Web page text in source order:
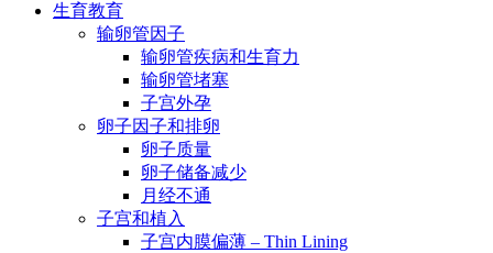
生育教育
输卵管因子
输卵管疾病和生育力
输卵管堵塞
子宫外孕
卵子因子和排卵
卵子质量
卵子储备减少
月经不通
子宫和植入
子宫内膜偏薄 – Thin Lining